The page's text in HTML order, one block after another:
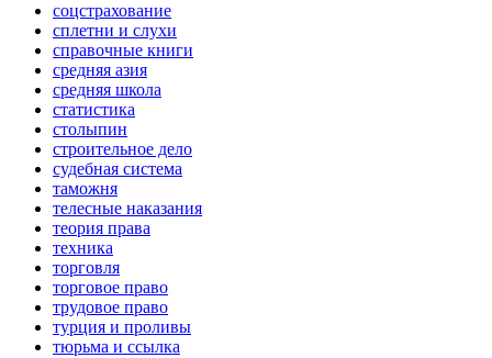
соцстрахование
сплетни и слухи
справочные книги
средняя азия
средняя школа
статистика
столыпин
строительное дело
судебная система
таможня
телесные наказания
теория права
техника
торговля
торговое право
трудовое право
турция и проливы
тюрьма и ссылка